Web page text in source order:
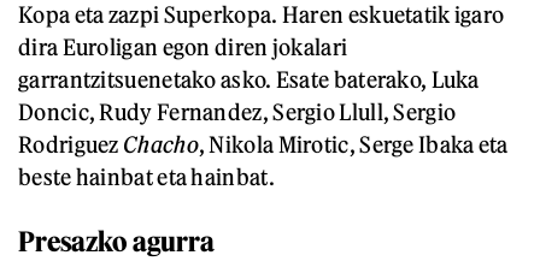
Kopa eta zazpi Superkopa. Haren eskuetatik igaro
dira Euroligan egon diren jokalari
garrantzitsuenetako asko. Esate baterako, Luka
Doncic, Rudy Fernandez, Sergio Llull, Sergio
Rodriguez Chacho, Nikola Mirotic, Serge Ibaka eta
beste hainbat eta hainbat.
Presazko agurra